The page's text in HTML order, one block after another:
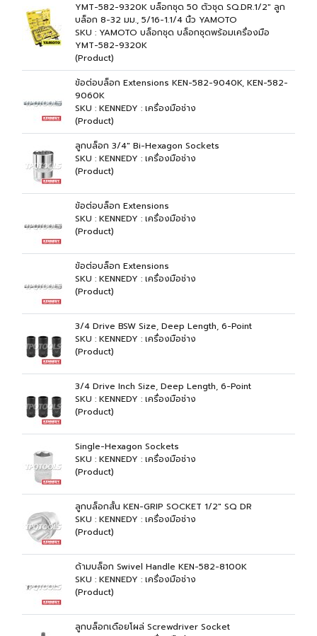
YMT-582-9320K บล็อกชุด 50 ตัวชุด SQ.DR.1/2" ลูก
บล็อก 8-32 มม., 5/16-1.1/4 นิ้ว YAMOTO
SKU : YAMOTO บล็อกชุด บล็อกชุดพร้อมเครื่องมือ
YMT-582-9320K
(Product)
ข้อต่อบล็อก Extensions KEN-582-9040K, KEN-582-
9060K
SKU : KENNEDY : เครื่องมือช่าง
(Product)
ลูกบล็อก 3/4" Bi-Hexagon Sockets
SKU : KENNEDY : เครื่องมือช่าง
(Product)
ข้อต่อบล็อก Extensions
SKU : KENNEDY : เครื่องมือช่าง
(Product)
ข้อต่อบล็อก Extensions
SKU : KENNEDY : เครื่องมือช่าง
(Product)
3/4 Drive BSW Size, Deep Length, 6-Point
SKU : KENNEDY : เครื่องมือช่าง
(Product)
3/4 Drive Inch Size, Deep Length, 6-Point
SKU : KENNEDY : เครื่องมือช่าง
(Product)
Single-Hexagon Sockets
SKU : KENNEDY : เครื่องมือช่าง
(Product)
ลูกบล็อกสั้น KEN-GRIP SOCKET 1/2" SQ DR
SKU : KENNEDY : เครื่องมือช่าง
(Product)
ด้ามบล็อก Swivel Handle KEN-582-8100K
SKU : KENNEDY : เครื่องมือช่าง
(Product)
ลูกบล็อกเดือยโผล่ Screwdriver Socket